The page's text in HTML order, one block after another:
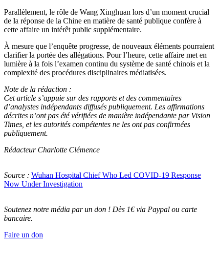
Parallèlement, le rôle de Wang Xinghuan lors d’un moment crucial
de la réponse de la Chine en matière de santé publique confère à
cette affaire un intérêt public supplémentaire.
À mesure que l’enquête progresse, de nouveaux éléments pourraient
clarifier la portée des allégations. Pour l’heure, cette affaire met en
lumière à la fois l’examen continu du système de santé chinois et la
complexité des procédures disciplinaires médiatisées.
Note de la rédaction :
Cet article s’appuie sur des rapports et des commentaires
d’analystes indépendants diffusés publiquement. Les affirmations
décrites n’ont pas été vérifiées de manière indépendante par Vision
Times, et les autorités compétentes ne les ont pas confirmées
publiquement.
Rédacteur Charlotte Clémence
Source : Wuhan Hospital Chief Who Led COVID-19 Response
Now Under Investigation
Soutenez notre média par un don ! Dès 1€ via Paypal ou carte
bancaire.
Faire un don